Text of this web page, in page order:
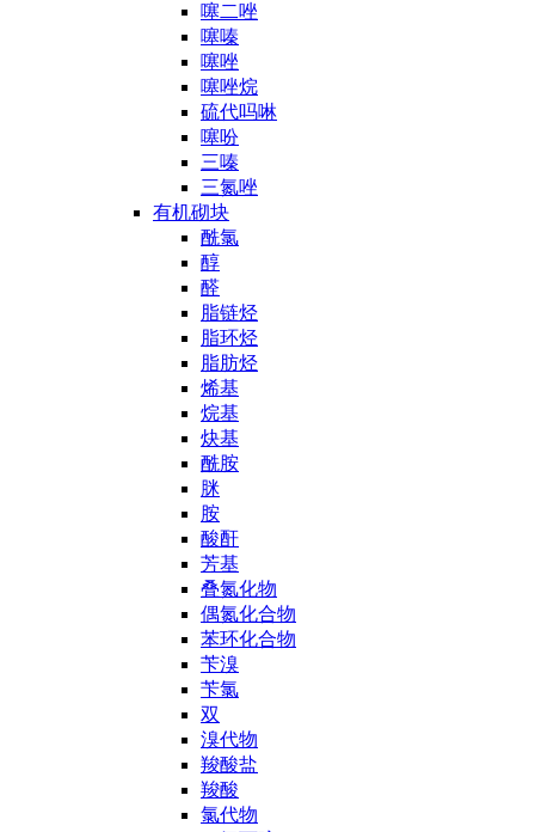
噻二唑
噻嗪
噻唑
噻唑烷
硫代吗啉
噻吩
三嗪
三氮唑
有机砌块
酰氯
醇
醛
脂链烃
脂环烃
脂肪烃
烯基
烷基
炔基
酰胺
脒
胺
酸酐
芳基
叠氮化物
偶氮化合物
苯环化合物
苄溴
苄氯
双
溴代物
羧酸盐
羧酸
氯代物